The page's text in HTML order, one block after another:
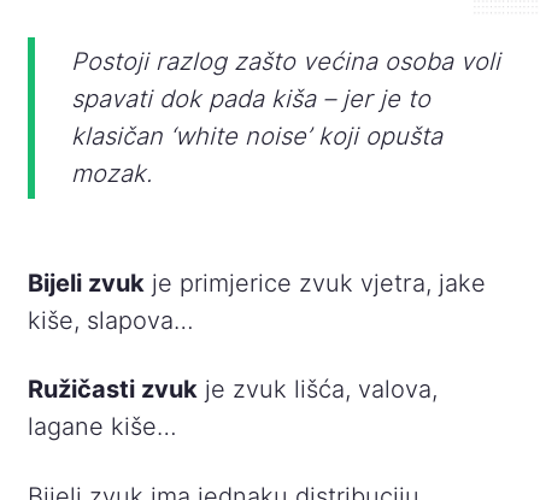
Postoji razlog zašto većina osoba voli
spavati dok pada kiša – jer je to
klasičan ‘white noise’ koji opušta
mozak.
Bijeli zvuk je primjerice zvuk vjetra, jake
kiše, slapova…
Ružičasti zvuk je zvuk lišća, valova,
lagane kiše…